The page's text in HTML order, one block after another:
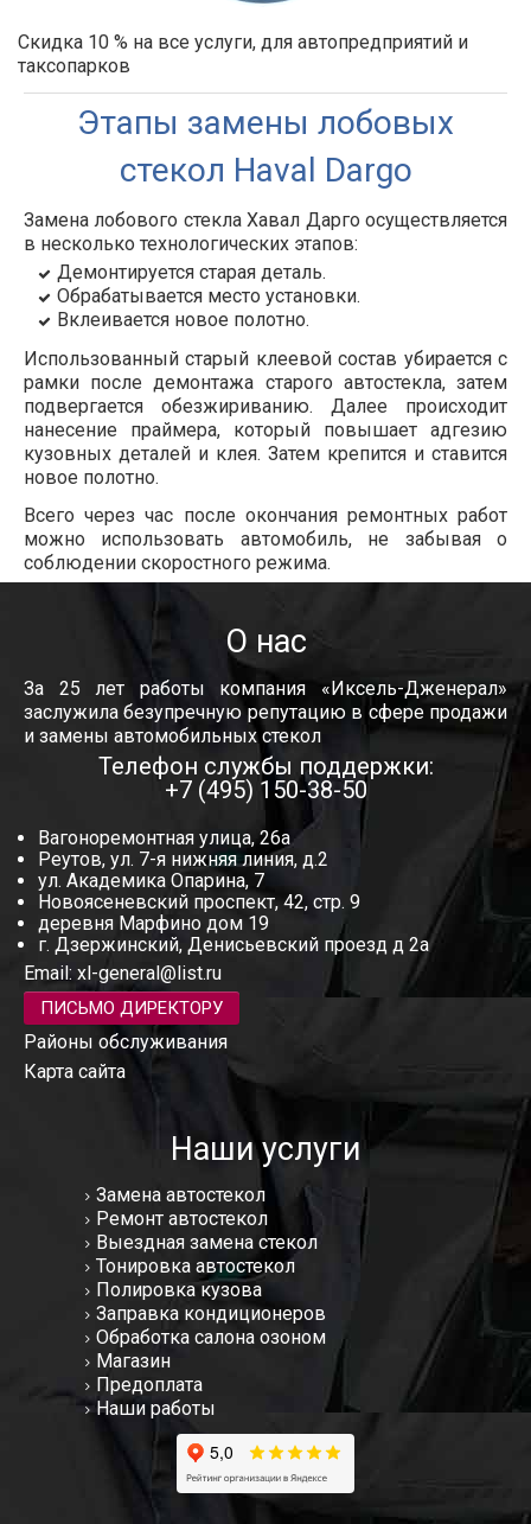
Скидка 10 % на все услуги, для автопредприятий и
таксопарков
Этапы замены лобовых
стекол Haval Dargo
Замена лобового стекла Хавал Дарго осуществляется
в несколько технологических этапов:
Демонтируется старая деталь.
Обрабатывается место установки.
Вклеивается новое полотно.
Использованный старый клеевой состав убирается с
рамки после демонтажа старого автостекла, затем
подвергается обезжириванию. Далее происходит
нанесение праймера, который повышает адгезию
кузовных деталей и клея. Затем крепится и ставится
новое полотно.
Всего через час после окончания ремонтных работ
можно использовать автомобиль, не забывая о
соблюдении скоростного режима.
О нас
За 25 лет работы компания «Иксель-Дженерал»
заслужила безупречную репутацию в сфере продажи
и замены автомобильных стекол
Телефон службы поддержки:
+7 (495) 150-38-50
Вагоноремонтная улица, 26а
Реутов, ул. 7-я нижняя линия, д.2
ул. Академика Опарина, 7
Новоясеневский проспект, 42, стр. 9
деревня Марфино дом 19
г. Дзержинский, Денисьевский проезд д 2а
Email: xl-general@list.ru
ПИСЬМО ДИРЕКТОРУ
Районы обслуживания
Карта сайта
Наши услуги
Замена автостекол
Ремонт автостекол
Выездная замена стекол
Тонировка автостекол
Полировка кузова
Заправка кондиционеров
Обработка салона озоном
Магазин
Предоплата
Наши работы